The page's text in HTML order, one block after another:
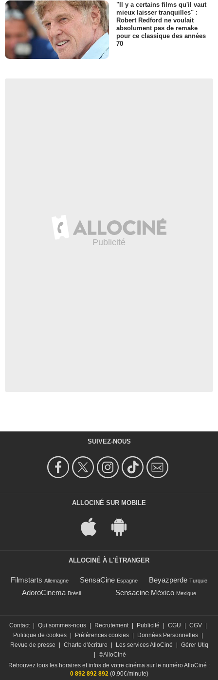
"Il y a certains films qu'il vaut
mieux laisser tranquilles" :
Robert Redford ne voulait
absolument pas de remake
pour ce classique des années
70
SUIVEZ-NOUS
ALLOCINÉ SUR MOBILE
ALLOCINÉ À L'ÉTRANGER
Filmstarts Allemagne SensaCine Espagne Beyazperde Turquie
AdoroCinema Brésil Sensacine México Mexique
Contact Qui sommes-nous Recrutement Publicité CGU CGV
Politique de cookies
Préférences cookies Données Personnelles
Revue de presse
Charte d'écriture Les services AlloCiné
Gérer Utiq
©AlloCiné
Retrouvez tous les horaires et infos de votre cinéma sur le numéro AlloCiné :
0 892 892 892(0,90€/minute)